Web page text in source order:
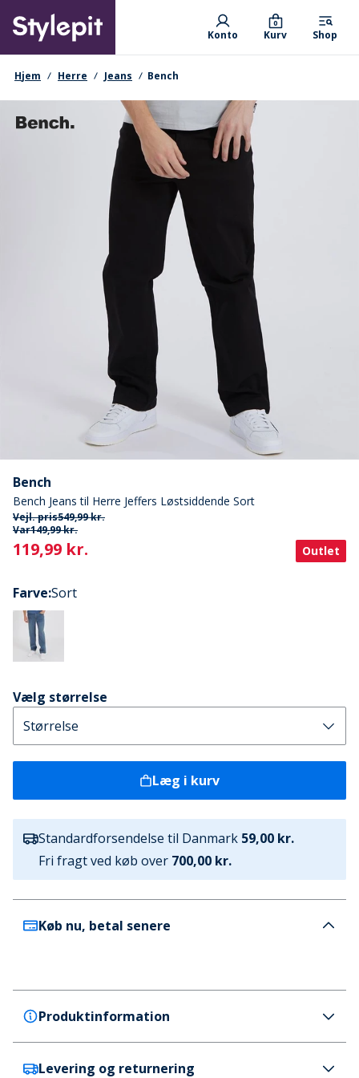
main
content
Primary departments
Konto Kurv
0
Shop
navigationssti
Hjem Herre Jeans Bench
Bench
Bench Jeans til Herre Jeffers Løstsiddende Sort
Vejl. pris549,99 kr.
Var149,99 kr.
Current
119,99 kr. Outlet
Farve:Sort
Vælg størrelse
Læg i kurv
Standardforsendelse til Danmark 59,00 kr.
Fri fragt ved køb over 700,00 kr.
Køb nu, betal senere
Produktinformation
Bench
Levering og returnering